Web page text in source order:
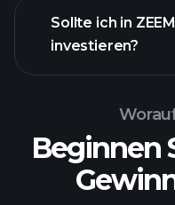
Sollte ich in
investieren?
Beginnen